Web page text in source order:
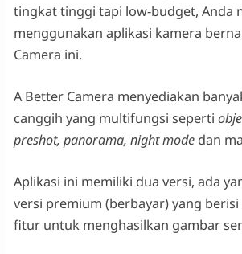
tingkat tinggi tapi low-budget, Anda
menggunakan aplikasi kamera
Camera ini.
A Better Camera menyediakan
canggih yang multifungsi seperti
preshot, panorama, night modedan
Aplikasi ini memiliki dua versi, ada
versi premium (berbayar) yang
fitur untuk menghasilkan gambar